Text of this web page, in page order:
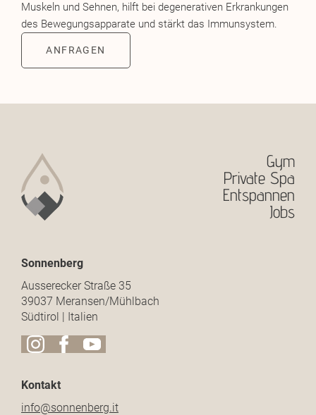
Muskeln und Sehnen, hilft bei degenerativen Erkrankungen
des Bewegungsapparate und stärkt das Immunsystem.
ANFRAGEN
Gym
Private Spa
Entspannen
Jobs
Sonnenberg
Ausserecker Straße 35
39037 Meransen/Mühlbach
Südtirol | Italien
Kontakt
info@sonnenberg.it